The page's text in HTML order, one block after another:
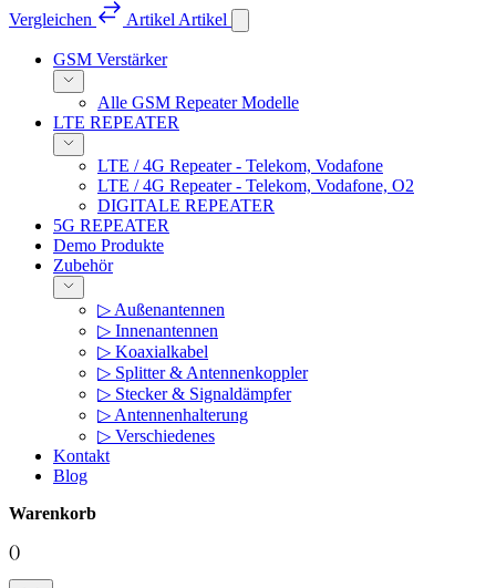
Vergleichen Artikel Artikel
GSM Verstärker
Alle GSM Repeater Modelle
LTE REPEATER
LTE / 4G Repeater - Telekom, Vodafone
LTE / 4G Repeater - Telekom, Vodafone, O2
DIGITALE REPEATER
5G REPEATER
Demo Produkte
Zubehör
▷ Außenantennen
▷ Innenantennen
▷ Koaxialkabel
▷ Splitter & Antennenkoppler
▷ Stecker & Signaldämpfer
▷ Antennenhalterung
▷ Verschiedenes
Kontakt
Blog
Warenkorb
()